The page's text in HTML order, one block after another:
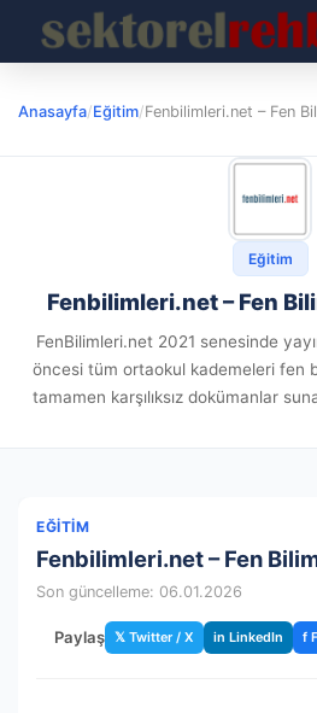
Anasayfa/Eğitim/Fenbilimleri.net – Fen
Eğitim
Fenbilimleri.net – Fen
FenBilimleri.net 2021 senesinde
öncesi tüm ortaokul kademeleri fen
tamamen karşılıksız dokümanlar
EĞITIM
Fenbilimleri.net – Fen
Son güncelleme: 06.01.2026
Paylaş 𝕏 Twitter / X in LinkedIn f